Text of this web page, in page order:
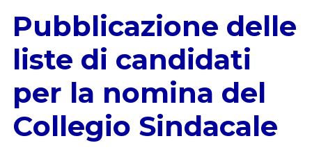
Pubblicazione delle
liste di candidati
per la nomina del
Collegio Sindacale